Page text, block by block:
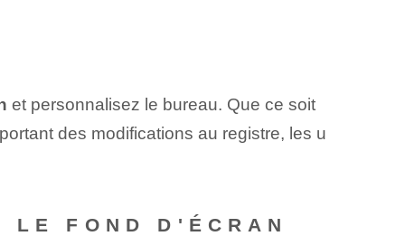
et personnalisez le bureau. Que ce soit
des modifications au registre, les u
LE FOND D'ÉCRAN